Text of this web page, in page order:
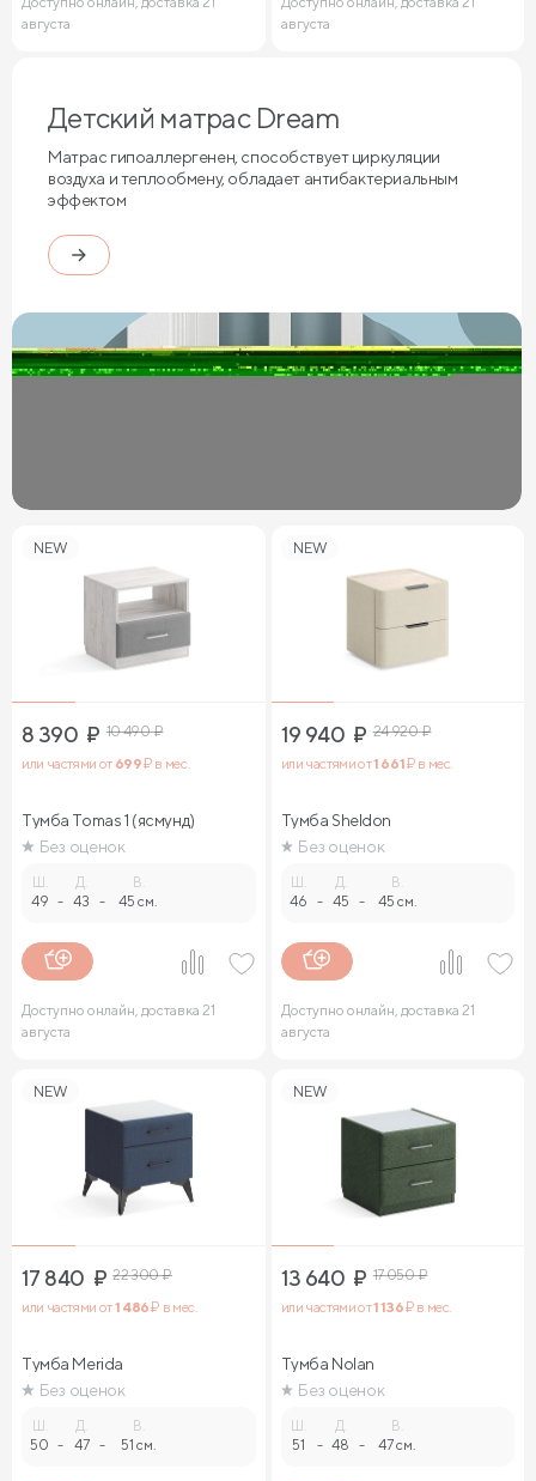
августа
августа
Детский матрас Dream
Матрас гипоаллергенен, способствует циркуляции
воздуха и теплообмену, обладает антибактериальным
эффектом
NEW
8 390 ₽ 10 490₽
или частями от 699₽ в мес.
Тумба Tomas 1 (ясмунд)
Без оценок
49 -
Д.
43 -
В.
45 см.
Доступно онлайн, доставка 21
августа
NEW
19 940 ₽ 24 920₽
или частями от1 661₽ в мес.
Тумба Sheldon
Без оценок
46 -
Д.
45 -
В.
45 см.
Доступно онлайн, доставка 21
августа
NEW
17 840 ₽ 22 300₽
или частями от1 486₽ в мес.
Тумба Merida
Без оценок
50 -
Д.
47 -
В.
51 см.
NEW
13 640 ₽ 17 050₽
или частями от1 136₽ в мес.
Тумба Nolan
Без оценок
51 -
Д.
48 -
В.
47 см.